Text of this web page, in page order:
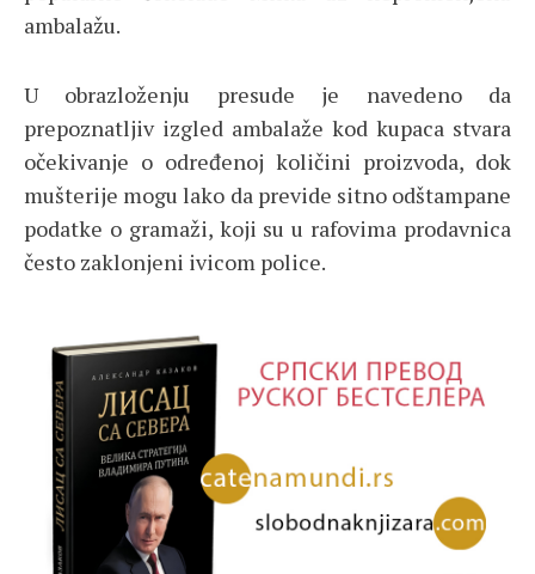
ambalažu.
U obrazloženju presude je navedeno da
prepoznatljiv izgled ambalaže kod kupaca stvara
očekivanje o određenoj količini proizvoda, dok
mušterije mogu lako da previde sitno odštampane
podatke o gramaži, koji su u rafovima prodavnica
često zaklonjeni ivicom police.